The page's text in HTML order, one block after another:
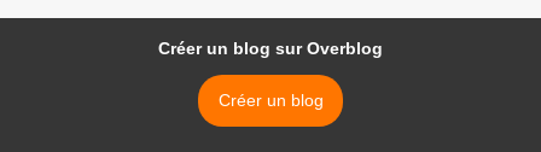
Créer un blog sur Overblog
Créer un blog